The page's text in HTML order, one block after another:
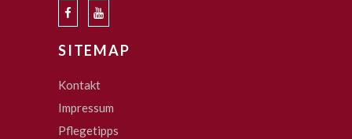
SITEMAP
Kontakt
Impressum
Pflegetipps